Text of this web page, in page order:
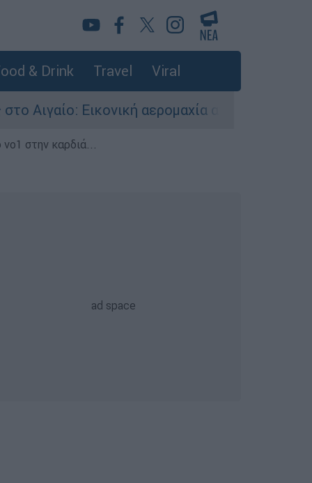
& Drink Travel Viral
αερομαχία ανάμεσα σε ελληνικά και
στην καρδιά...